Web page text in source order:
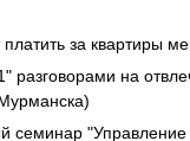
за квартиры
разговорами на
семинар